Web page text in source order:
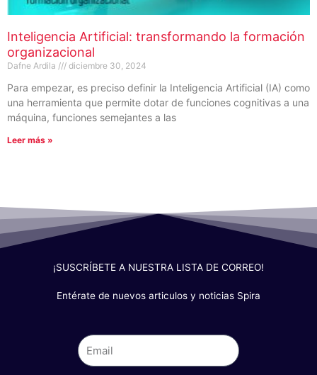
Inteligencia Artificial: transformando la formación
organizacional
Dafne Ardila diciembre 30, 2024
Para empezar, es preciso definir la Inteligencia Artificial (IA) como
una herramienta que permite dotar de funciones cognitivas a una
máquina, funciones semejantes a las
Leer más »
¡SUSCRÍBETE A NUESTRA LISTA DE CORREO!
Entérate de nuevos articulos y noticias Spira